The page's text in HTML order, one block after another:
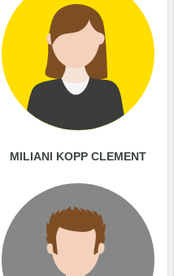
MILIANI KOPP CLEMENT